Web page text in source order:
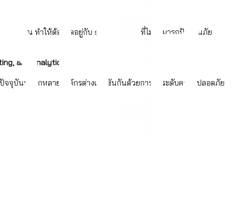
ระมาณ ทำให้ต้องติดอยู่กับ sudo แบบเก่า ที่ไม่สามารถป้องกันภัย
and analytics.
จจุบันหลากหลายองค์กรต่างแข่งขันกันด้วยการยกระดับความปลอดภัย